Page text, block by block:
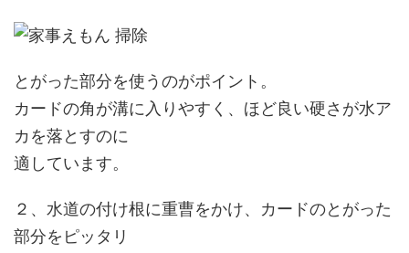
とがった部分を使うのがポイント。
カードの角が溝に入りやすく、ほど良い硬さが水ア
カを落とすのに
適しています。
２、水道の付け根に重曹をかけ、カードのとがった
部分をピッタリ